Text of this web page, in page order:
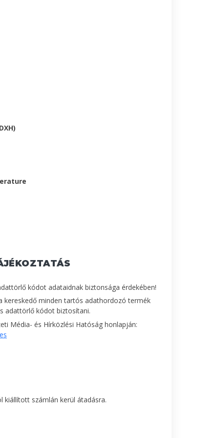
kódot adataidnak biztonsága érdekében!
kereskedő minden tartós adathordozó termék
adattörlő kódot biztosítani.
Média- és Hírközlési Hatóság honlapján:
kiállított számlán kerül átadásra.